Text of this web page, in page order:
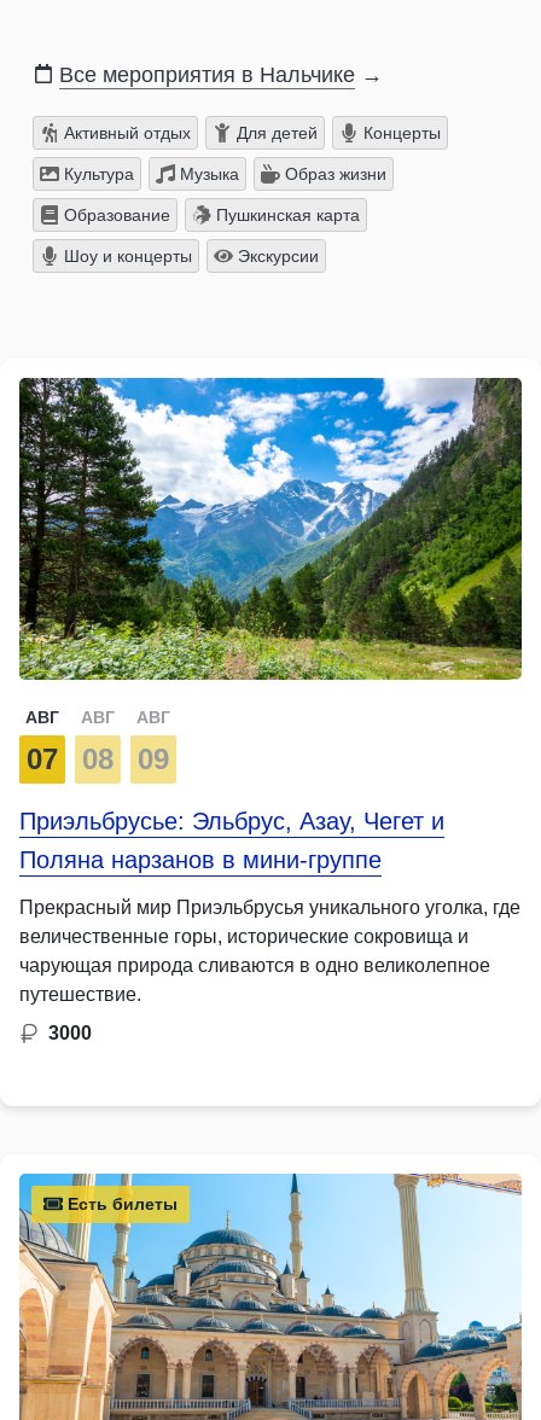
Все мероприятия в Нальчике →
Активный отдых Для детей Концерты
Культура Музыка Образ жизни
Образование Пушкинская карта
Шоу и концерты Экскурсии
АВГ
07
АВГ
08
АВГ
09
Приэльбрусье: Эльбрус, Азау, Чегет и
Поляна нарзанов в мини-группе
Прекрасный мир Приэльбрусья уникального уголка, где
величественные горы, исторические сокровища и
чарующая природа сливаются в одно великолепное
путешествие.
3000
Есть билеты